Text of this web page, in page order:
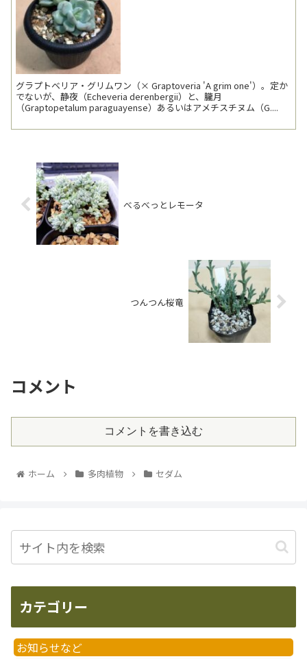
グラプトベリア・グリムワン（× Graptoveria 'A grim one'）。定か
でないが、静夜（Echeveria derenbergii）と、朧月
（Graptopetalum paraguayense）あるいはアメチスチヌム（G....
べるべっとレモータ
つんつん桜竜
コメント
コメントを書き込む
ホーム 多肉植物 セダム
カテゴリー
お知らせなど